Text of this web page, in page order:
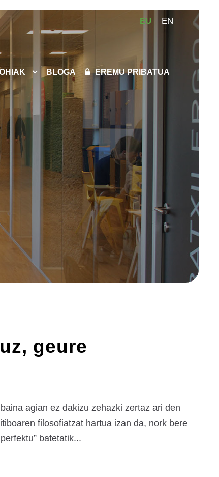
EU EN
BLOGA EREMU PRIBATUA
geure
agian ez dakizu zehazki zertaz ari den
filosofiatzat hartua izan da, nork bere
batetatik...